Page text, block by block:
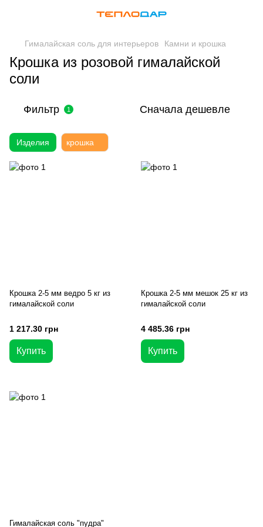
Гималайская соль для интерьеров Камни и крошка
Крошка из розовой гималайской
соли
Фильтр 1 Сначала дешевле
Изделия крошка
Крошка 2-5 мм ведро 5 кг из
гималайской соли
1 217.30 грн
Купить
Крошка 2-5 мм мешок 25 кг из
гималайской соли
4 485.36 грн
Купить
Гималайская соль "пудра"